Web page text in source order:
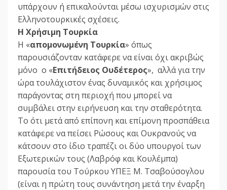
υπάρχουν ή επικαλούνται μέσω ισχυρισμών στις
Ελληνοτουρκικές σχέσεις.
Η Χρήσιμη Τουρκία
Η «απομονωμένη Τουρκία» όπως
παρουσιάζονταν κατάφερε να είναι όχι ακριβώς
μόνο ο «Επιτήδειος Ουδέτερος», αλλά για την
ώρα τουλάχιστον ένας δυναμικός και χρήσιμος
παράγοντας στη περιοχή που μπορεί να
συμβάλει στην ειρήνευση και την σταθερότητα.
Το ότι μετά από επίπονη και επίμονη προσπάθεια
κατάφερε να πείσει Ρώσους και Ουκρανούς να
κάτσουν στο ίδιο τραπέζι οι δύο υπουργοί των
Εξωτερικών τους (Λαβρόφ και Κουλέμπα)
παρουσία του Τούρκου ΥΠΕΞ Μ. Τσαβούσογλου
(είναι η πρώτη τους συνάντηση μετά την έναρξη